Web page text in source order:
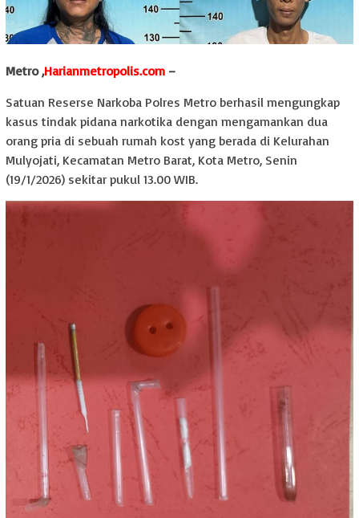
Metro ,Harianmetropolis.com –
Satuan Reserse Narkoba Polres Metro berhasil mengungkap
kasus tindak pidana narkotika dengan mengamankan dua
orang pria di sebuah rumah kost yang berada di Kelurahan
Mulyojati, Kecamatan Metro Barat, Kota Metro, Senin
(19/1/2026) sekitar pukul 13.00 WIB.